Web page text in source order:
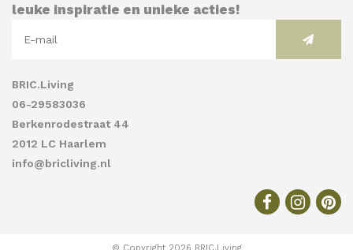
leuke inspiratie en unieke acties!
BRIC.Living
06-29583036
Berkenrodestraat 44
2012 LC Haarlem
info@bricliving.nl